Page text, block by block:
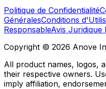
Politique de Confidentialité
GénéralesConditions
ResponsableAvis Juridique
Copyright © 2026 Anove
All product names, logos,
their respective owners.
imply affiliation,